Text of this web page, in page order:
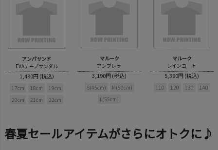
アンパサンド
EVAテープサンダル
1,490円 (税込)
17cm 18cm
19cm
20cm
21cm 22cm
マルーク
アンブレラ
3,190円 (税込)
S(45cm)
M(50cm)
L(55cm)
マルーク
レインコート
5,390円 (税込)
110 120 130 140
春夏セールアイテムがさらにオトクに♪